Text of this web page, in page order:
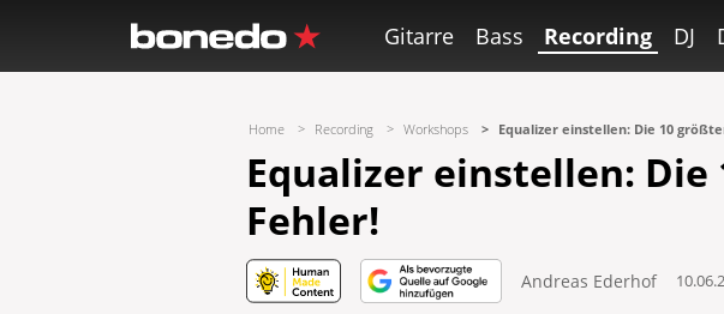
Gitarre Bass Recording DJ
Home Recording Workshops Equalizer einstellen: Die 10
Equalizer einstellen: Die
Fehler!
Andreas Ederhof